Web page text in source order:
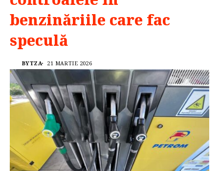
benzinăriile care fac
speculă
BYTZA 21 MARTIE 2026